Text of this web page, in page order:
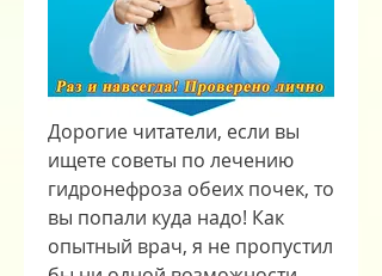
Дорогие читатели, если вы
ищете советы по лечению
гидронефроза обеих почек, то
вы попали куда надо! Как
опытный врач, я не пропустил